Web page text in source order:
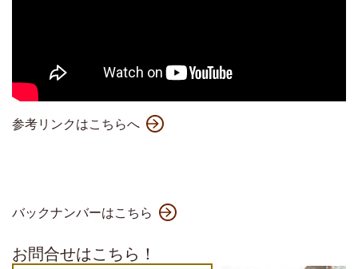
参考リンクはこちらへ
バックナンバーはこちら
お問合せはこちら！